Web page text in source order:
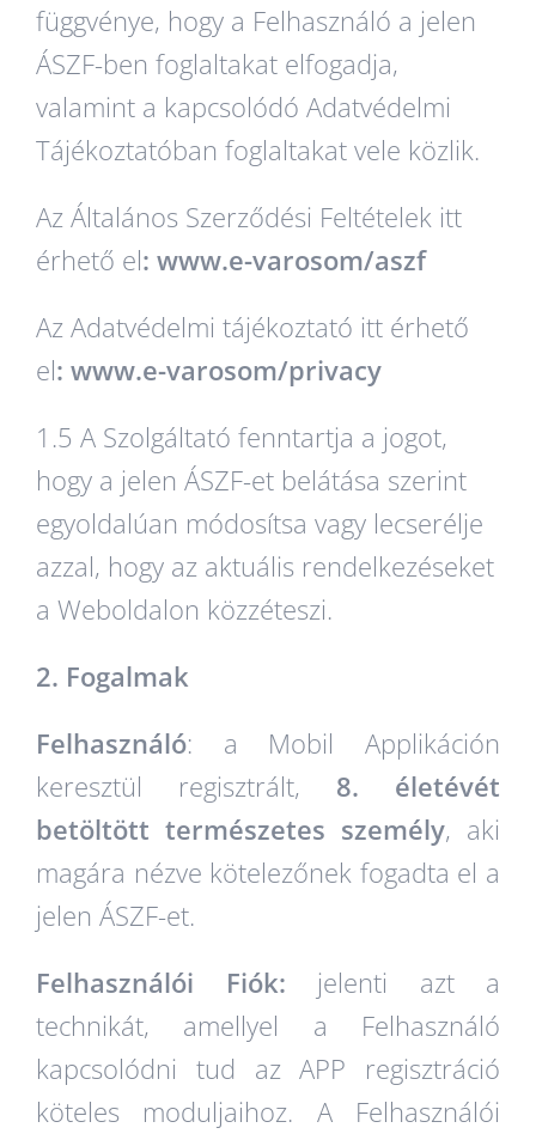
függvénye, hogy a Felhasználó a jelen
ÁSZF-ben foglaltakat elfogadja,
valamint a kapcsolódó Adatvédelmi
Tájékoztatóban foglaltakat vele közlik.
Az Általános Szerződési Feltételek itt
érhető el: www.e-varosom/aszf
Az Adatvédelmi tájékoztató itt érhető
el: www.e-varosom/privacy
1.5 A Szolgáltató fenntartja a jogot,
hogy a jelen ÁSZF-et belátása szerint
egyoldalúan módosítsa vagy lecserélje
azzal, hogy az aktuális rendelkezéseket
a Weboldalon közzéteszi.
2. Fogalmak
Felhasználó: a Mobil Applikáción
keresztül regisztrált, 8. életévét
betöltött természetes személy, aki
magára nézve kötelezőnek fogadta el a
jelen ÁSZF-et.
Felhasználói Fiók: jelenti azt a
technikát, amellyel a Felhasználó
kapcsolódni tud az APP regisztráció
köteles moduljaihoz. A Felhasználói